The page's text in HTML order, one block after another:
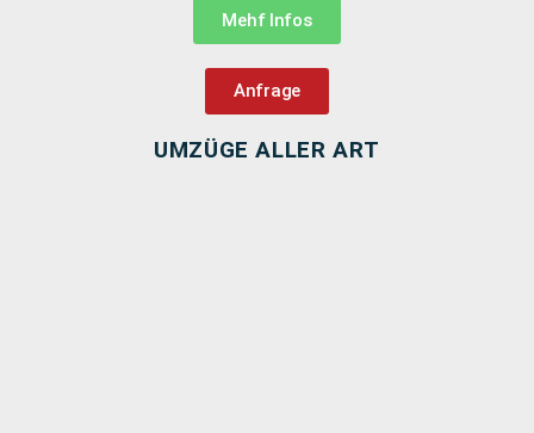
Mehf Infos
Anfrage
UMZÜGE ALLER ART